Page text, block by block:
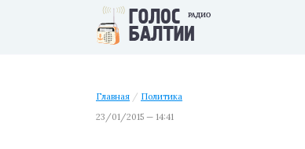
Главная / Политика
23/01/2015 — 14:41